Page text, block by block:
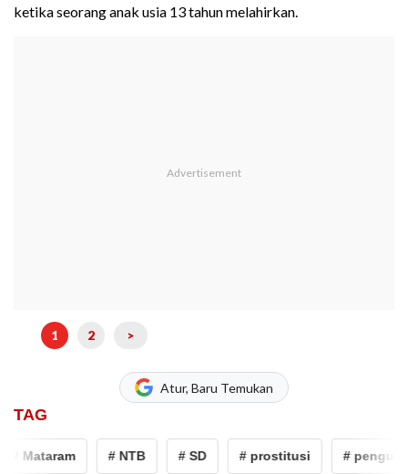
ketika seorang anak usia 13 tahun melahirkan.
1 2 >
Atur, Baru Temukan
TAG
Mataram # NTB # SD # prostitusi #